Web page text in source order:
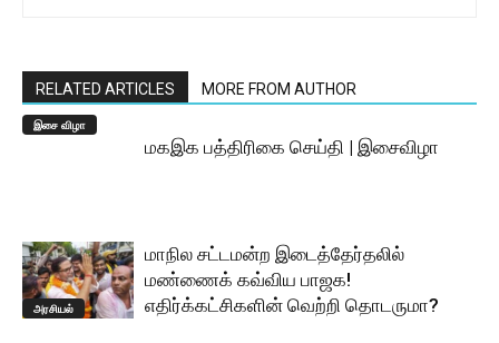
RELATED ARTICLES MORE FROM AUTHOR
இசை விழா
மகஇக பத்திரிகை செய்தி | இசைவிழா
அரசியல்
மாநில சட்டமன்ற இடைத்தேர்தலில்
மண்ணைக் கவ்விய பாஜக!
எதிர்க்கட்சிகளின் வெற்றி தொடருமா?